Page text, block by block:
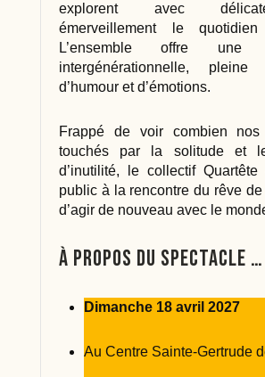
explorent avec
émerveillement le
L’ensemble offre une
intergénérationnelle, pleine
d’humour et d’émotions.
Frappé de voir combien
touchés par la solitude et
d’inutilité, le collectif
public à la rencontre du rêve
d’agir de nouveau avec le
À propos du spectacle …
Dimanche 18 avril 2027
Au Centre Sainte-Gertrude